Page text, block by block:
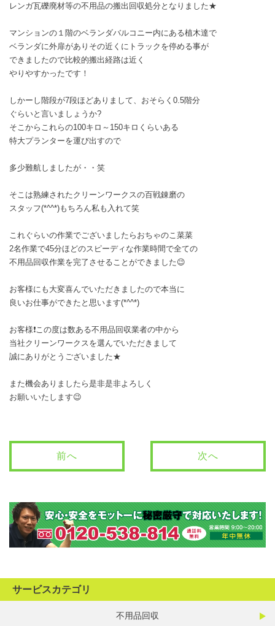
レンガ瓦礫廃材等の不用品の搬出回収処分となりました★
マンションの１階のベランダバルコニー内にある植木達で
ベランダに外扉がありその近くにトラックを停める事が
できましたので比較的搬出経路は近く
やりやすかったです！
しかーし階段が7段ほどありまして、おそらく0.5階分
ぐらいと言いましょうか?
そこからこれらの100キロ～150キロくらいある
特大プランターを運び出すので
多少難航しましたが・・笑
そこは熟練されたクリーンワークスの百戦錬磨の
スタッフ(*^^*)もちろん私も入れて笑
これぐらいの作業でございましたらおちゃのこ菜菜
2名作業で45分ほどのスピーディな作業時間で全ての
不用品回収作業を完了させることができました😉
お客様にも大変喜んでいただきましたので本当に
良いお仕事ができたと思います(*^^*)
お客様❗この度は数ある不用品回収業者の中から
当社クリーンワークスを選んでいただきまして
誠にありがとうございました★
また機会ありましたら是非是非よろしく
お願いいたします😉
前へ 次へ
サービスカテゴリ
不用品回収